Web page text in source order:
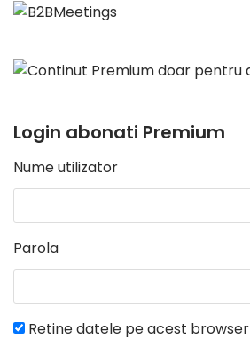
Login abonati Premium
Nume utilizator
Parola
Retine datele pe acest browser